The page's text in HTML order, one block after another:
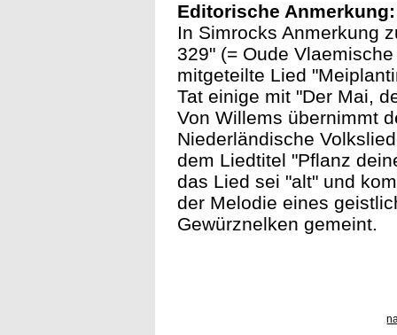
Editorische Anmerkung:
In Simrocks Anmerkung
329" (= Oude
mitgeteilte Lied
Tat einige mit "Der Mai,
Von Willems übernimmt
Niederländische
dem Liedtitel "Pflanz
das Lied sei "alt" und
der Melodie eines
Gewürznelken gemeint.